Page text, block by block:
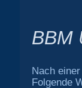
BBM
Nach einer
Folgende